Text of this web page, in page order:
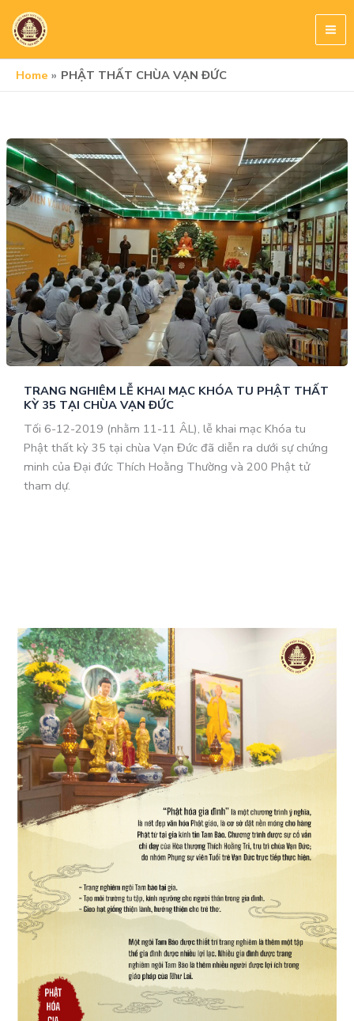
content
Home
PHẬT THẤT CHÙA VẠN ĐỨC
TRANG NGHIÊM LỄ KHAI MẠC KHÓA TU PHẬT THẤT
KỲ 35 TẠI CHÙA VẠN ĐỨC
Tối 6-12-2019 (nhằm 11-11 ÂL), lễ khai mạc Khóa tu
Phật thất kỳ 35 tại chùa Vạn Đức đã diễn ra dưới sự chứng
minh của Đại đức Thích Hoằng Thường và 200 Phật tử
tham dự.